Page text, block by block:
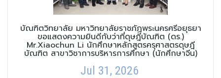
บัณฑิตวิทยาลัย มหาวิทยาลัยราชภัฏพระนครศรีอยุธยา
ขอแสดงความยินดีกับว่าที่ดุษฎีบัณฑิต (ดร.)
Mr.Xiaochun Li นักศึกษาหลักสูตรครุศาสตรดุษฎี
บัณฑิต สาขาวิชาการบริหารการศึกษา (นักศึกษาจีน)
Jul 31, 2026